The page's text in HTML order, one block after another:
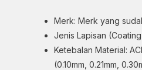
Merk: Merk yang
Jenis Lapisan
Ketebalan Material:
(0.10mm, 0.21mm,